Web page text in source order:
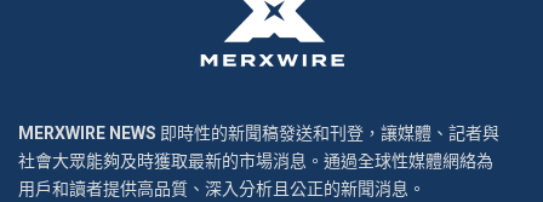
MERXWIRE NEWS 即時性的新聞稿發送和刊登，讓媒體、記者與
社會大眾能夠及時獲取最新的市場消息。通過全球性媒體網絡為
用戶和讀者提供高品質、深入分析且公正的新聞消息。